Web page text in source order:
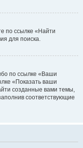
по ссылке «Найти
для поиска.
по ссылке «Ваши
«Показать ваши
созданные вами темы,
соответствующие